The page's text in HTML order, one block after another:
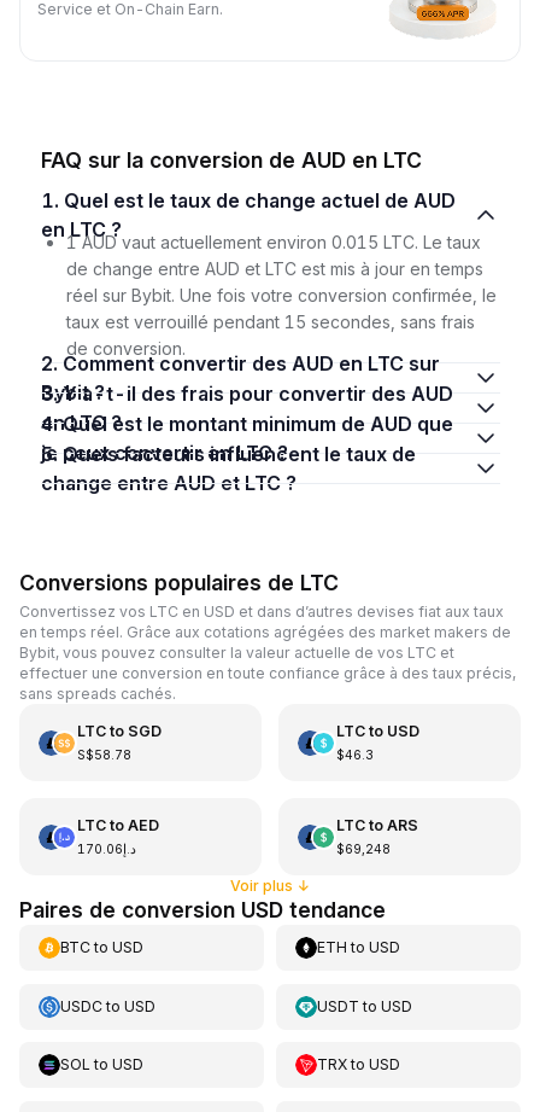
Service et On-Chain Earn.
FAQ sur la conversion de AUD en LTC
1. Quel est le taux de change actuel de AUD
en LTC ?
1 AUD vaut actuellement environ 0.015 LTC. Le taux
de change entre AUD et LTC est mis à jour en temps
réel sur Bybit. Une fois votre conversion confirmée, le
taux est verrouillé pendant 15 secondes, sans frais
de conversion.
2. Comment convertir des AUD en LTC sur
Bybit ?
3. Y a-t-il des frais pour convertir des AUD
en LTC ?
4. Quel est le montant minimum de AUD que
je peux convertir en LTC ?
5. Quels facteurs influencent le taux de
change entre AUD et LTC ?
Conversions populaires de LTC
Convertissez vos LTC en USD et dans d’autres devises fiat aux taux
en temps réel. Grâce aux cotations agrégées des market makers de
Bybit, vous pouvez consulter la valeur actuelle de vos LTC et
effectuer une conversion en toute confiance grâce à des taux précis,
sans spreads cachés.
LTCto SGD
S$58.78
LTCto USD
$46.3
LTCto AED
د.إ170.06
LTCto ARS
$69,248
Voir plus ↓
Paires de conversion USD tendance
BTCto USD ETH toUSD
USDCto USD USDT toUSD
SOL to USD TRXtoUSD